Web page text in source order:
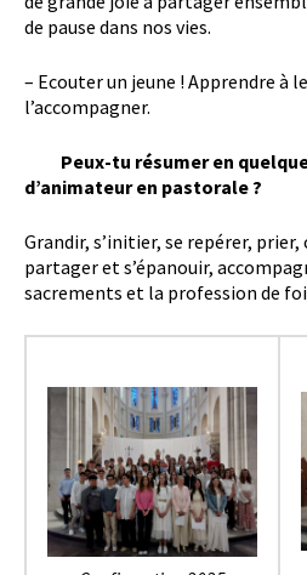
de pause dans nos vies.
– Ecouter un jeune ! Apprendre à
l’accompagner.
Peux-tu résumer en
d’animateur en pastorale ?
Grandir, s’initier, se repérer,
partager et s’épanouir,
sacrements et la profession de